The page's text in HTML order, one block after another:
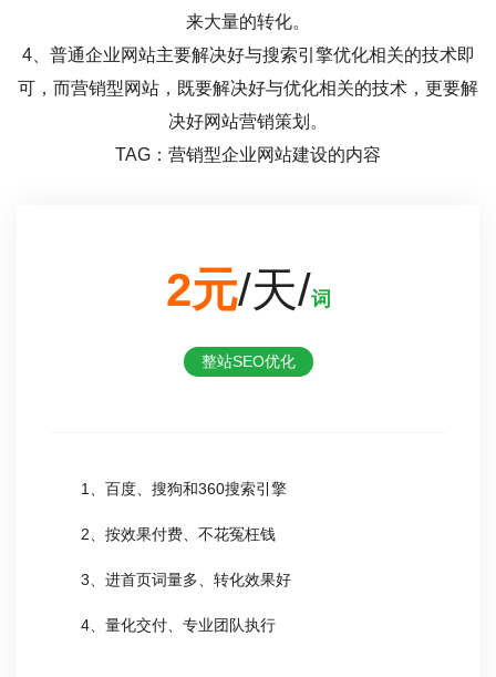
来大量的转化。
4、普通企业网站主要解决好与搜索引擎优化相关的技术即
可，而营销型网站，既要解决好与优化相关的技术，更要解
决好网站营销策划。
TAG：营销型企业网站建设的内容
2元/天/词
整站SEO优化
1、百度、搜狗和360搜索引擎
2、按效果付费、不花冤枉钱
3、进首页词量多、转化效果好
4、量化交付、专业团队执行